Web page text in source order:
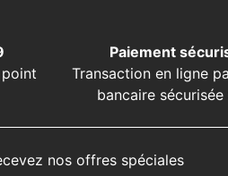
Paiement
Transaction en ligne
bancaire sécurisée
nos offres spéciales